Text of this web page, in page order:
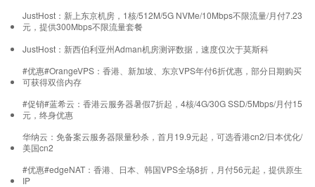
JustHost：新上东京机房，1核/512M/5G NVMe/10Mbps不限流量/月付7.23
元，提供300Mbps不限流量套餐
JustHost：新西伯利亚州Adman机房测评数据，速度仅次于莫斯科
#优惠#OrangeVPS：香港、新加坡、东京VPS年付6折优惠，部分日期购买
可获得双倍内存
#促销#蓝希云：香港云服务器暑假7折起，4核/4G/30G SSD/5Mbps/月付15
元，终身优惠
华纳云：免备案云服务器限量秒杀，首月19.9元起，可选香港cn2/日本优化/
美国cn2
#优惠#edgeNAT：香港、日本、韩国VPS全场8折，月付56元起，提供原生
IP